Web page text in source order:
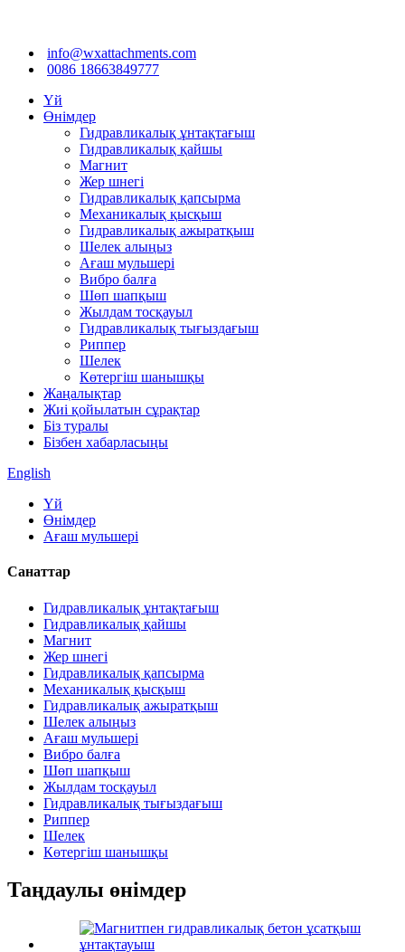
info@wxattachments.com
0086 18663849777
Үй
Өнімдер
Гидравликалық ұнтақтағыш
Гидравликалық қайшы
Магнит
Жер шнегі
Гидравликалық қапсырма
Механикалық қысқыш
Гидравликалық ажыратқыш
Шелек алыңыз
Ағаш мульшері
Вибро балға
Шөп шапқыш
Жылдам тосқауыл
Гидравликалық тығыздағыш
Риппер
Шелек
Көтергіш шанышқы
Жаңалықтар
Жиі қойылатын сұрақтар
Біз туралы
Бізбен хабарласыңы
English
Үй
Өнімдер
Ағаш мульшері
Санаттар
Гидравликалық ұнтақтағыш
Гидравликалық қайшы
Магнит
Жер шнегі
Гидравликалық қапсырма
Механикалық қысқыш
Гидравликалық ажыратқыш
Шелек алыңыз
Ағаш мульшері
Вибро балға
Шөп шапқыш
Жылдам тосқауыл
Гидравликалық тығыздағыш
Риппер
Шелек
Көтергіш шанышқы
Таңдаулы өнімдер